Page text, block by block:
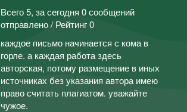
Всего 5, за сегодня 0 сообщений
отправлено / Рейтинг 0
каждое письмо начинается с кома в
горле. а каждая работа здесь
авторская, потому размещение в иных
источниках без указания автора имею
право считать плагиатом. уважайте
чужое.